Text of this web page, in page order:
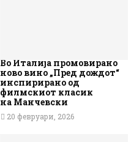
Во Италија промовирано
ново вино „Пред дождот“
инспирирано од
филмскиот класик
на Манчевски
20 февруари, 2026